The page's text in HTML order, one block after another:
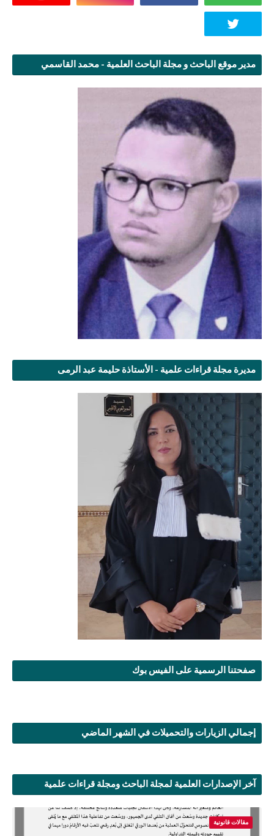
مدير موقع الباحث و مجلة الباحث العلمية - محمد القاسمي
مديرة مجلة قراءات علمية - الأستاذة حليمة عبد الرمى
صفحتنا الرسمية على الفيس بوك
إجمالي الزيارات والتحميلات في الشهر الماضي
آخر الإصدارات العلمية لمجلة الباحث ومجلة قراءات علمية
مقالات قانونية